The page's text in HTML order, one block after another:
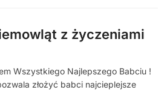
z życzeniami
Wszystkiego Najlepszego Babciu !
złożyć babci najcieplejsze